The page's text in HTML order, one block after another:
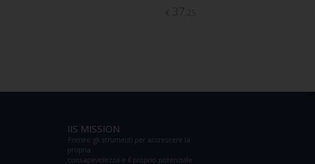
€ 37,25
IIS MISSION
Fornire gli strumenti per accrescere la
propria
consapevolezza e il proprio potenziale